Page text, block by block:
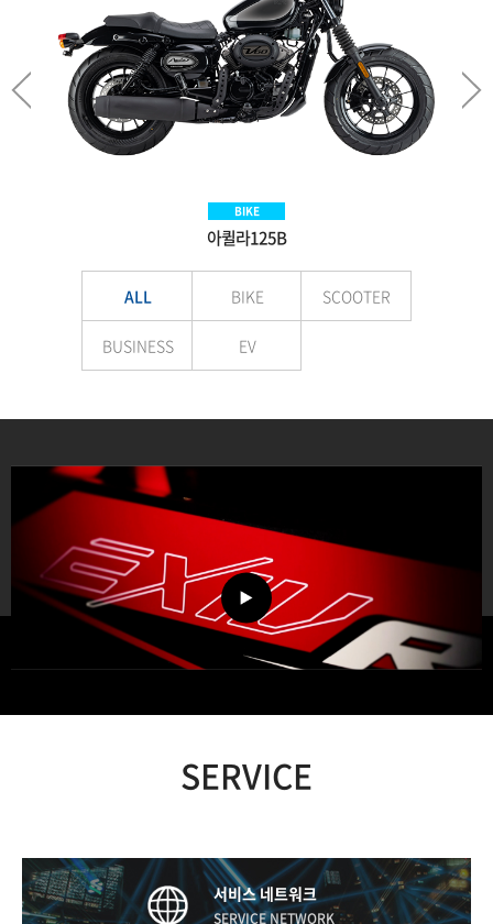
BIKE
아퀼라125B
BIKE
Aquila300BS
SCOOTER
VNEX125
EV
E-LuTion
ALL BIKE SCOOTER
BUSINESS EV
SERVICE
서비스 네트워크
SERVICE NETWORK